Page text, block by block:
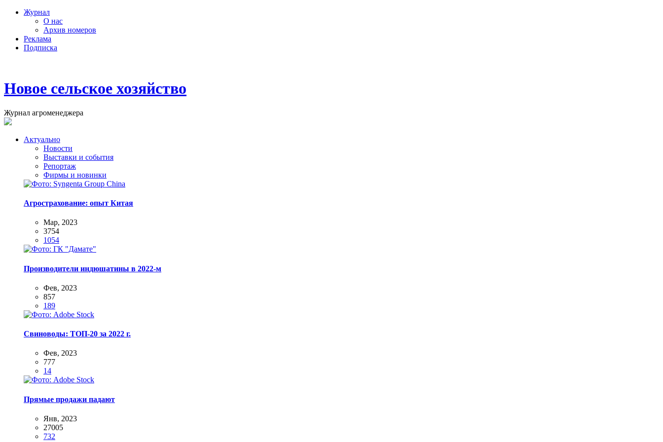
Журнал
О нас
Архив номеров
Реклама
Подписка
Новое сельское хозяйство
Журнал агроменеджера
Актуально
Новости
Выставки и события
Репортаж
Фирмы и новинки
Агрострахование: опыт Китая
Мар, 2023
3754
1054
Производители индюшатины в 2022-м
Фев, 2023
857
189
Свиноводы: ТОП-20 за 2022 г.
Фев, 2023
777
14
Прямые продажи падают
Янв, 2023
27005
732